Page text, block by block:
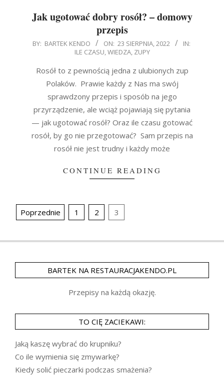
Jak ugotować dobry rosół? – domowy
przepis
2022-
23
BY: BARTEK KENDO ON: 23 SIERPNIA, 2022
IN:
ILE CZASU,WIEDZA, ZUPY
Rosół to z pewnością jedna z ulubionych zup
Polaków. Prawie każdy z Nas ma swój
sprawdzony przepis i sposób na jego
przyrządzenie, ale wciąż pojawiają się pytania
— jak ugotować rosół? Oraz ile czasu gotować
rosół, by go nie przegotować? Sam przepis na
rosół nie jest trudny i każdy może
CONTINUE READING
Stronicowanie
Poprzednie 1 2 3
BARTEK NA RESTAURACJAKENDO.PL
Przepisy na każdą okazję.
TO CIĘ ZACIEKAWI:
Jaką kaszę wybrać do krupniku?
Co ile wymienia się zmywarkę?
Kiedy solić pieczarki podczas smażenia?